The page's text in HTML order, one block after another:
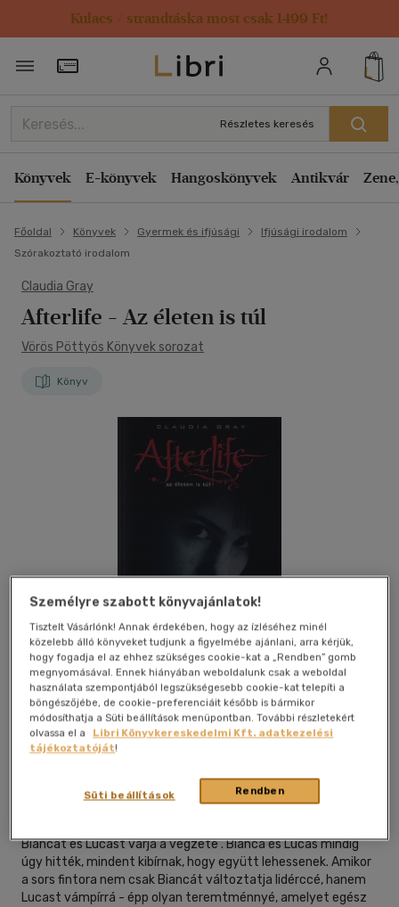
Kulacs / strandtáska most csak 1499 Ft!
Törzsvásárlói Kártya adatai
Részletes keresés
Könyvek E-könyvek Hangoskönyvek Antikvár
Főoldal Könyvek Gyermek és ifjúsági
Ifjúsági irodalom
Szórakoztató irodalom
Claudia Gray
Afterlife - Az életen is túl
Vörös Pöttyös Könyvek sorozat
Könyv
Kívánságlistához adom Megosztom
Könyvmolyképző Kiadó Kft.
magyar nyelvű
puhatáblás, ragasztókötött |340 oldal
Biancát és Lucast várja a végzete . Bianca és Lucas mindig
úgy hitték, mindent kibírnak, hogy együtt lehessenek. Amikor
a sors fintora nem csak Biancát változtatja lidérccé, hanem
Lucast vámpírrá - épp olyan teremtménnyé, amelyet egész
Személyre szabott könyvajánlatok!
Tisztelt Vásárlónk! Annak érdekében, hogy az ízléséhez minél
közelebb álló könyveket tudjunk a figyelmébe ajánlani, arra kérjük,
hogy fogadja el az ehhez szükséges cookie-kat a „Rendben” gomb
megnyomásával. Ennek hiányában weboldalunk csak a weboldal
használata szempontjából legszükségesebb cookie-kat telepíti a
böngészőjébe, de cookie-preferenciáit később is bármikor
módosíthatja a Süti beállítások menüpontban. További részletekért
olvassa el a
Libri Könyvkereskedelmi Kft. adatkezelési
tájékoztatóját!
Rendben
Süti beállítások